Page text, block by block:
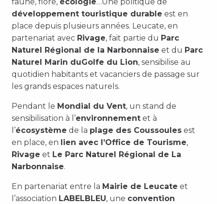
développement touristique durable est en
place depuis plusieurs années. Leucate, en
partenariat avec Rivage, fait partie du Parc
Naturel Régional de la Narbonnaise et du Parc
Naturel Marin duGolfe du Lion, sensibilise au
quotidien habitants et vacanciers de passage sur
les grands espaces naturels.
Pendant le Mondial du Vent, un stand de
sensibilisation à l’environnement et à
l’écosystème de la plage des Coussoules est
en place, en lien avec l’Office de Tourisme,
Rivage et Le Parc Naturel Régional de La
Narbonnaise.
En partenariat entre la Mairie de Leucate et
l’association LABELBLEU, une convention